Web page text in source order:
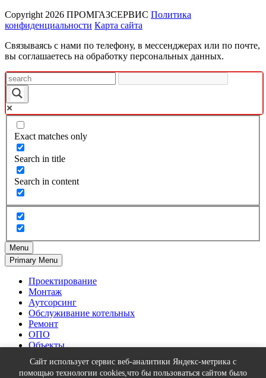
Copyright 2026 ПРОМГАЗСЕРВИС Политика
конфиденциальности Карта сайта
Связываясь с нами по телефону, в мессенджерах или по почте,
вы соглашаетесь на обработку персональных данных.
Exact matches only
Search in title
Search in content
Menu
Primary Menu
Проектирование
Монтаж
Аутсорсинг
Обслуживание котельных
Ремонт
ОПО
Объекты
О нас
Сайт использует сервис веб-аналитики Яндекс-метрика с
помощью технологии cookies,что бы пользоваться сайтом было